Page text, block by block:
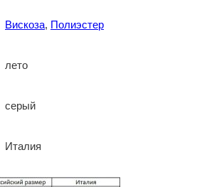
Вискоза, Полиэстер
лето
серый
Италия